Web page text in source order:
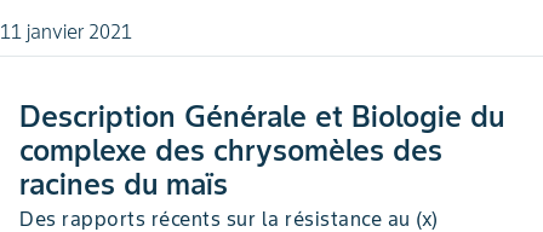
11 janvier 2021
Description Générale et Biologie du
complexe des chrysomèles des
racines du maïs
Des rapports récents sur la résistance au (x)